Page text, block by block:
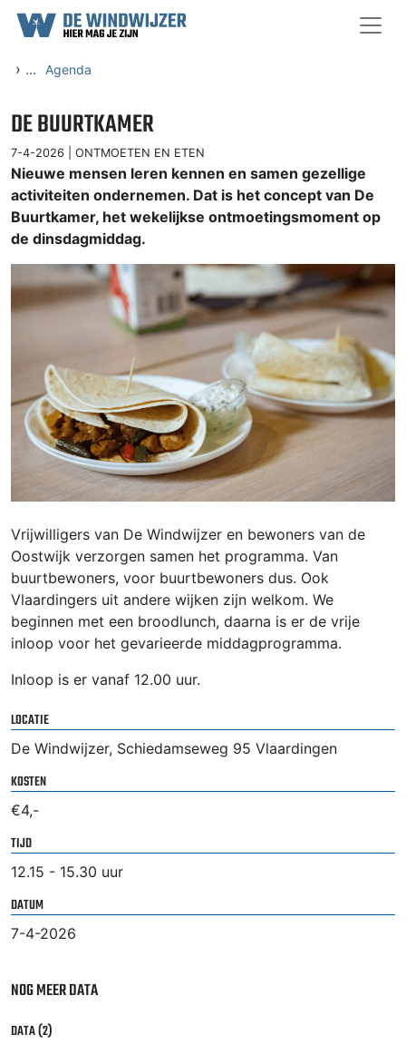
Ga naar content
› ... Agenda
DE BUURTKAMER
7-4-2026 | ONTMOETEN EN ETEN
Nieuwe mensen leren kennen en samen gezellige
activiteiten ondernemen. Dat is het concept van De
Buurtkamer, het wekelijkse ontmoetingsmoment op
de dinsdagmiddag.
Vrijwilligers van De Windwijzer en bewoners van de
Oostwijk verzorgen samen het programma. Van
buurtbewoners, voor buurtbewoners dus. Ook
Vlaardingers uit andere wijken zijn welkom. We
beginnen met een broodlunch, daarna is er de vrije
inloop voor het gevarieerde middagprogramma.
Inloop is er vanaf 12.00 uur.
LOCATIE
De Windwijzer, Schiedamseweg 95 Vlaardingen
KOSTEN
€4,-
TIJD
12.15 - 15.30 uur
DATUM
7-4-2026
NOG MEER DATA
DATA (2)